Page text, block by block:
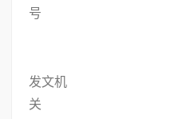
号
发文机
关